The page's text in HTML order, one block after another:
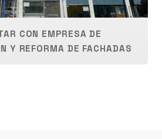
CON EMPRESA DE
Y REFORMA DE FACHADAS